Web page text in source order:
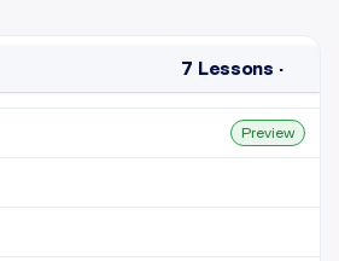
7 Lessons ·
Preview